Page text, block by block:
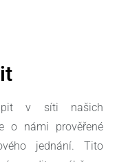
v síti našich
o námi prověřené
jednání. Tito